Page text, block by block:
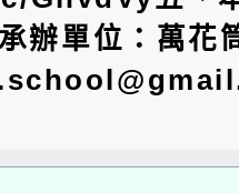
辦單位：萬花